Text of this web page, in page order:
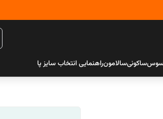
ساکونیسالامونراهنمایی انتخاب سایز پا